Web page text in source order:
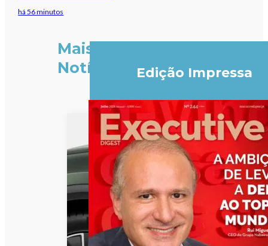
há 56 minutos
Mais
Notícias
Edição Impressa